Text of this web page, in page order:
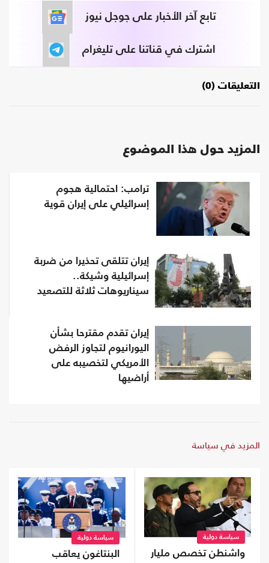
تابع آخر الأخبار على جوجل نيوز
اشترك في قناتنا على تليغرام
التعليقات (0)
المزيد حول هذا الموضوع
ترامب: احتمالية هجوم
إسرائيلي على إيران قوية
إيران تتلقى تحذيرا من ضربة
إسرائيلية وشيكة..
سيناريوهات ثلاثة للتصعيد
إيران تقدم مقترحا بشأن
اليورانيوم لتجاوز الرفض
الأمريكي لتخصيبه على
أراضيها
المزيد في سياسة
سياسة دولية
واشنطن تخصص مليار
سياسة دولية
البنتاغون يعاقب